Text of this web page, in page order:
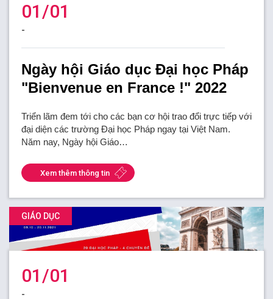
01/01
-
Ngày hội Giáo dục Đại học Pháp
"Bienvenue en France !" 2022
Triển lãm đem tới cho các bạn cơ hội trao đổi trực tiếp với
đại diện các trường Đại học Pháp ngay tại Việt Nam.
Năm nay, Ngày hội Giáo…
Xem thêm thông tin
GIÁO DỤC
01/01
-